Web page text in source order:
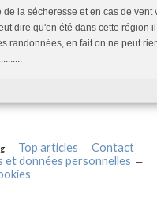
de la sécheresse et en cas de vent
dire qu'en été dans cette région
randonnées, en fait on ne peut
Top articles
Contact
et données personnelles